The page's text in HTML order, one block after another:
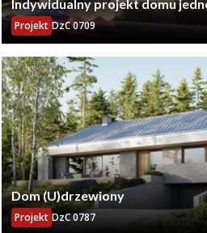
Indywidualny projekt domu
zabudowie bliźniaczej w Gdańsku
Projekt DzC 0709
Dom (U)drzewiony
Projekt DzC 0787